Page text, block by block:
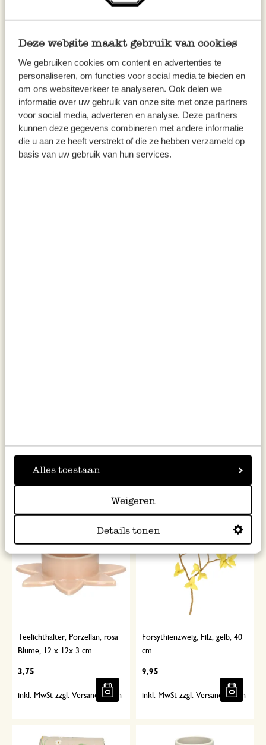
Deze website maakt gebruik van cookies
We gebruiken cookies om content en advertenties te
personaliseren, om functies voor social media te bieden en
om ons websiteverkeer te analyseren. Ook delen we
informatie over uw gebruik van onze site met onze partners
voor social media, adverteren en analyse. Deze partners
kunnen deze gegevens combineren met andere informatie
die u aan ze heeft verstrekt of die ze hebben verzameld op
basis van uw gebruik van hun services.
Alles toestaan
Weigeren
Details tonen
inkl. MwSt zzgl. Versandkosten
46,95 11,95
Teelichthalter, Porzellan, rosa
Blume, 12 x 12x 3 cm
3,75
inkl. MwSt zzgl. Versandkosten
Forsythienzweig, Filz, gelb, 40
cm
9,95
inkl. MwSt zzgl. Versandkosten